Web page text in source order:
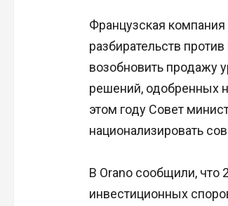
Французская
разбирательств
возобновить продажу
решений, одобренных
этом году Совет
национализировать
В Orano сообщили, что
инвестиционных